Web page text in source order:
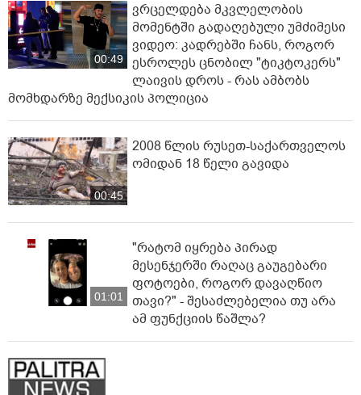
00:49
ვრცელდება მკვლელობის
მომენტში გადაღებული უმძიმესი
ვიდეო: კადრებში ჩანს, როგორ
ესროლეს ცნობილ "ტიკტოკერს"
ლაივის დროს - რას ამბობს
მომხდარზე მექსიკის პოლიცია
00:45
2008 წლის რუსეთ-საქართველოს
ომიდან 18 წელი გავიდა
01:01
"რატომ იყრება პირად
მესენჯერში რაღაც გაუგებარი
ფოტოები, როგორ დავაღწიო
თავი?" - შესაძლებელია თუ არა
ამ ფუნქციის წაშლა?